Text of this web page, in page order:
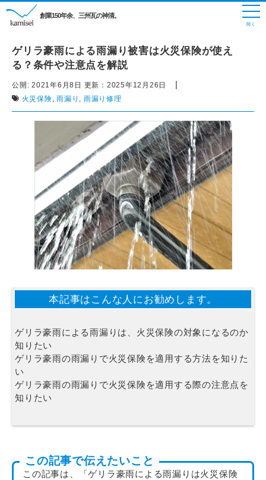
創業150年余、三州瓦の神清。
ゲリラ豪雨による雨漏り被害は火災保険が使え
る？条件や注意点を解説
公開: 2021年6月8日 更新： 2025年12月26日 |
火災保険, 雨漏り , 雨漏り修理
本記事はこんな人にお勧めします。
ゲリラ豪雨による雨漏りは、火災保険の対象になるのか
知りたい
ゲリラ豪雨の雨漏りで火災保険を適用する方法を知りた
い
ゲリラ豪雨の雨漏りで火災保険を適用する際の注意点を
知りたい
この記事で伝えたいこと
この記事は、「ゲリラ豪雨による雨漏りは火災保険